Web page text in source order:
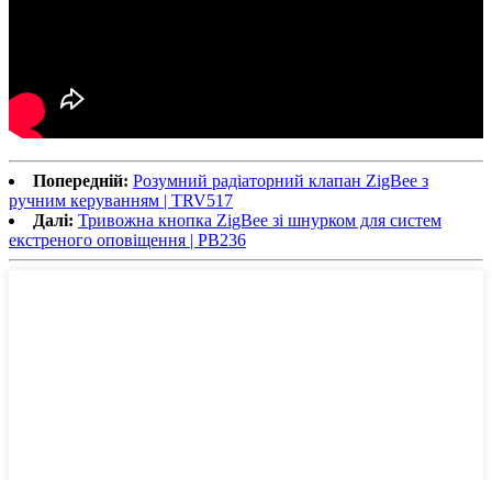
Попередній: Розумний радіаторний клапан ZigBee з
ручним керуванням | TRV517
Далі: Тривожна кнопка ZigBee зі шнурком для систем
екстреного оповіщення | PB236